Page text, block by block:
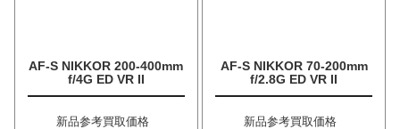
AF-S NIKKOR 200-400mm
f/4G ED VR II
新品参考買取価格
AF-S NIKKOR 70-200mm
f/2.8G ED VR II
新品参考買取価格